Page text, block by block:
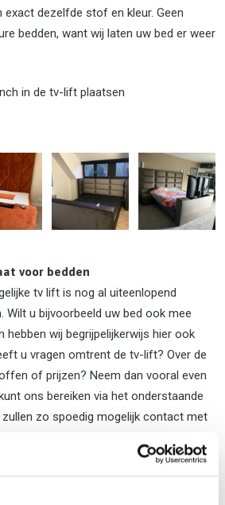
dezelfde stof en kleur. Geen
bedden, want wij laten uw bed er weer
in de tv-lift plaatsen
voor bedden
tv lift is nog al uiteenlopend
Wilt u bijvoorbeeld uw bed ook mee
hebben wij begrijpelijkerwijs hier ook
u vragen omtrent de tv-lift? Over de
of prijzen? Neem dan vooral even
ons bereiken via het onderstaande
zo spoedig mogelijk contact met
of kom langs in onze showroom in